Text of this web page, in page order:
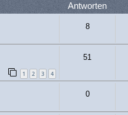
Antworten
8
1 2 3 4
51
0